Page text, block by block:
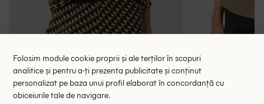
Bluza Someday, verde
58.00 lei 179.00 lei
Folosim module cookie proprii și ale terților în scopuri
analitice și pentru a-ți prezenta publicitate și conținut
personalizat pe baza unui profil elaborat în concordanță cu
obiceiurile tale de navigare.